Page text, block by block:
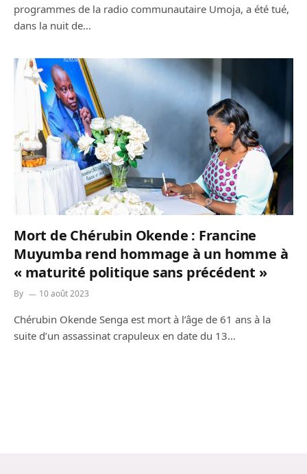
programmes de la radio communautaire Umoja, a été tué,
dans la nuit de…
Mort de Chérubin Okende : Francine
Muyumba rend hommage à un homme à
« maturité politique sans précédent »
By 10 août 2023
Chérubin Okende Senga est mort à l’âge de 61 ans à la
suite d’un assassinat crapuleux en date du 13…